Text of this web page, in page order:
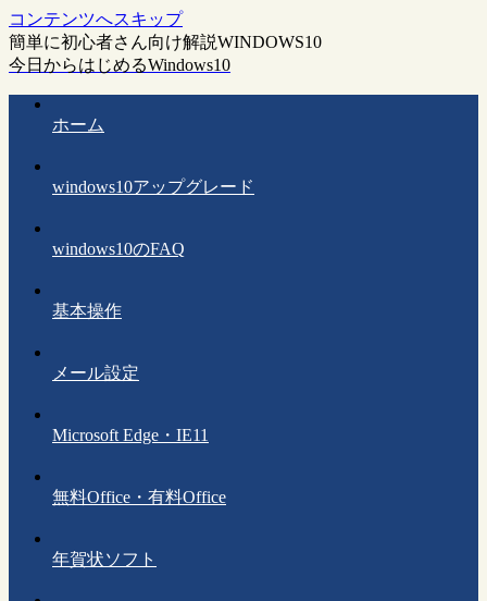
コンテンツへスキップ
簡単に初心者さん向け解説WINDOWS10
今日からはじめるWindows10
ホーム
windows10アップグレード
windows10のFAQ
基本操作
メール設定
Microsoft Edge・IE11
無料Office・有料Office
年賀状ソフト